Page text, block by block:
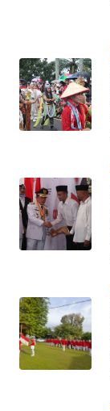
WN
KALSEL
WN
SULSEL
WN
SULUT